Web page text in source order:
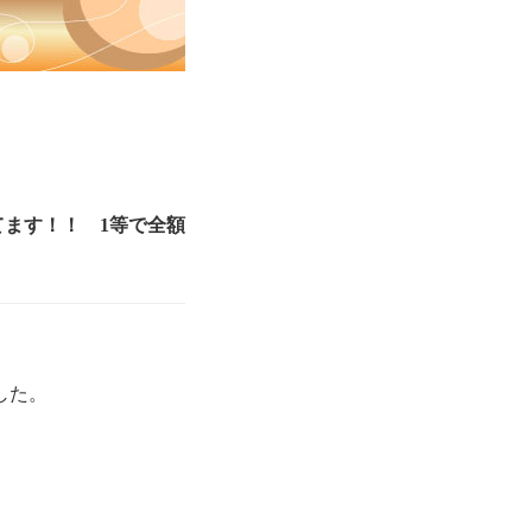
ます！！ 1等で全額
。